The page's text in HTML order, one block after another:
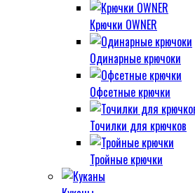
Крючки OWNER
Одинарные крючоки
Офсетные крючки
Точилки для крючков
Тройные крючки